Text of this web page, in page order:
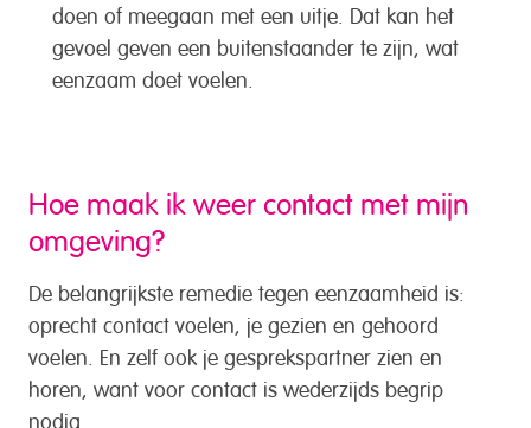
doen of meegaan met een uitje. Dat kan het
gevoel geven een buitenstaander te zijn, wat
eenzaam doet voelen.
Hoe maak ik weer contact met mijn
omgeving?
De belangrijkste remedie tegen eenzaamheid is:
oprecht contact voelen, je gezien en gehoord
voelen. En zelf ook je gesprekspartner zien en
horen, want voor contact is wederzijds begrip
nodig.